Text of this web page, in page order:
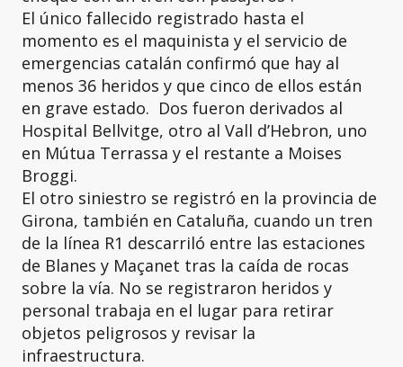
El único fallecido registrado hasta el
momento es el maquinista y el servicio de
emergencias catalán confirmó que hay al
menos 36 heridos y que cinco de ellos están
en grave estado. Dos fueron derivados al
Hospital Bellvitge, otro al Vall d’Hebron, uno
en Mútua Terrassa y el restante a Moises
Broggi.
El otro siniestro se registró en la provincia de
Girona, también en Cataluña, cuando un tren
de la línea R1 descarriló entre las estaciones
de Blanes y Maçanet tras la caída de rocas
sobre la vía. No se registraron heridos y
personal trabaja en el lugar para retirar
objetos peligrosos y revisar la
infraestructura.